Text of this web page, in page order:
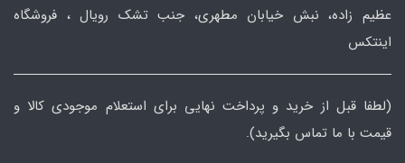
عظیم زاده، نبش خیابان مطهری، جنب تشک رویال ، فروشگاه
اینتکس
(لطفا قبل از خرید و پرداخت نهایی برای استعلام موجودی کالا و
قیمت با ما تماس بگیرید).